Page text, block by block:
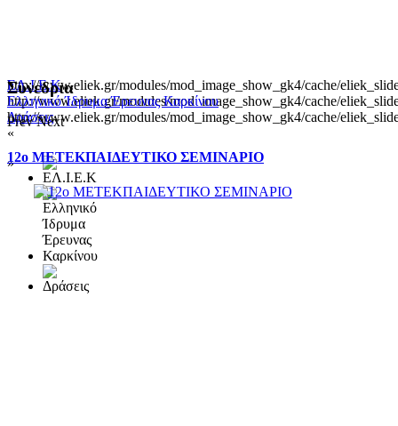
http://www.eliek.gr/modules/mod_image_show_gk4/cache/
http://www.eliek.gr/modules/mod_image_show_gk4/cache/
http://www.eliek.gr/modules/mod_image_show_gk4/cache/
ΕΛ.Ι.Ε.Κ
Ελληνικό Ίδρυμα Έρευνας Καρκίνου
Δράσεις
«
»
Συνεδρια
Prev Next
12ο ΜΕΤΕΚΠΑΙΔΕΥΤΙΚΟ ΣΕΜΙΝΑΡΙΟ